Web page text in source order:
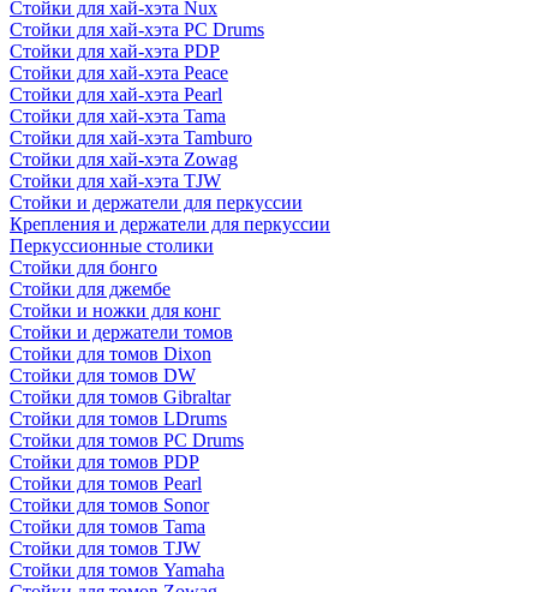
Стойки для хай-хэта Nux
Стойки для хай-хэта PC Drums
Стойки для хай-хэта PDP
Стойки для хай-хэта Peace
Стойки для хай-хэта Pearl
Стойки для хай-хэта Tama
Стойки для хай-хэта Tamburo
Стойки для хай-хэта Zowag
Стойки для хай-хэта TJW
Стойки и держатели для перкуссии
Крепления и держатели для перкуссии
Перкуссионные столики
Стойки для бонго
Стойки для джембе
Стойки и ножки для конг
Стойки и держатели томов
Стойки для томов Dixon
Стойки для томов DW
Стойки для томов Gibraltar
Стойки для томов LDrums
Стойки для томов PC Drums
Стойки для томов PDP
Стойки для томов Pearl
Стойки для томов Sonor
Стойки для томов Tama
Стойки для томов TJW
Стойки для томов Yamaha